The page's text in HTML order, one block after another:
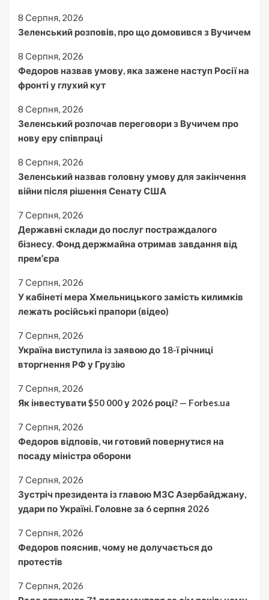
8 Серпня, 2026
Зеленський розповів, про що домовився з Вучичем
8 Серпня, 2026
Федоров назвав умову, яка зажене наступ Росії на
фронті у глухий кут
8 Серпня, 2026
Зеленський розпочав переговори з Вучичем про
нову еру співпраці
8 Серпня, 2026
Зеленський назвав головну умову для закінчення
війни після рішення Сенату США
7 Серпня, 2026
Державні склади до послуг постраждалого
бізнесу. Фонд держмайна отримав завдання від
прем’єра
7 Серпня, 2026
У кабінеті мера Хмельницького замість килимків
лежать російські прапори (відео)
7 Серпня, 2026
Україна виступила із заявою до 18-ї річниці
вторгнення РФ у Грузію
7 Серпня, 2026
Як інвестувати $50 000 у 2026 році? — Forbes.ua
7 Серпня, 2026
Федоров відповів, чи готовий повернутися на
посаду міністра оборони
7 Серпня, 2026
Зустріч президента із главою МЗС Азербайджану,
удари по Україні. Головне за 6 серпня 2026
7 Серпня, 2026
Федоров пояснив, чому не долучається до
протестів
7 Серпня, 2026